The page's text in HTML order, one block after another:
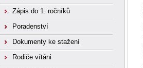
Zápis do 1. ročníků
Poradenství
Dokumenty ke stažení
Rodiče vítáni